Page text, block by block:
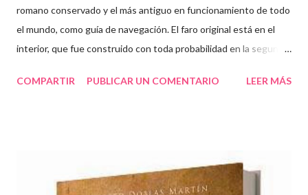
romano conservado y el más antiguo en funcionamiento de todo
el mundo, como guía de navegación. El faro original está en el
interior, que fue construido con toda probabilidad en la segunda
diferentes hipótesis sobre su datación. Sabemos su autor, Caio
LVSITANVS.EX.VO" Durante la Edad Media, el Faro fue
abandonado y expoliado, hasta el reinado de Fernando II y
COMPARTIR PUBLICAR UN COMENTARIO LEER MÁS